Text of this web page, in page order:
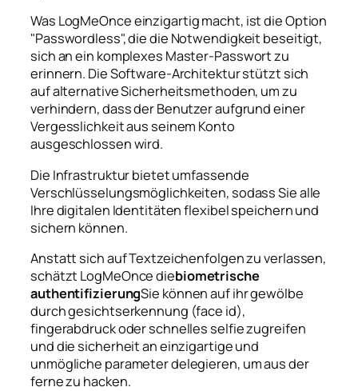
Was LogMeOnce einzigartig macht, ist die Option
"Passwordless", die die Notwendigkeit beseitigt,
sich an ein komplexes Master-Passwort zu
erinnern. Die Software-Architektur stützt sich
auf alternative Sicherheitsmethoden, um zu
verhindern, dass der Benutzer aufgrund einer
Vergesslichkeit aus seinem Konto
ausgeschlossen wird.
Die Infrastruktur bietet umfassende
Verschlüsselungsmöglichkeiten, sodass Sie alle
Ihre digitalen Identitäten flexibel speichern und
sichern können.
Anstatt sich auf Textzeichenfolgen zu verlassen,
schätzt LogMeOnce diebiometrische
authentifizierungSie können auf ihr gewölbe
durch gesichtserkennung (face id),
fingerabdruck oder schnelles selfie zugreifen
und die sicherheit an einzigartige und
unmögliche parameter delegieren, um aus der
ferne zu hacken.